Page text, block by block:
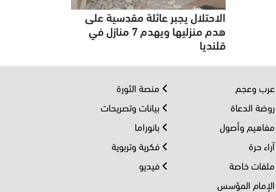
الاحتلال يجبر عائلة مقدسية على
هدم منزليها ويهدم 7 منازل في
قلنديا
عرب وعجم
روضة الدعاة
مفاهيم وأصول
آراء حرة
ملفات خاصة
الإمام المؤسس
منصة الثورة
بيانات وتصريحات
بانوراما
فكرية وتربوية
فيديو